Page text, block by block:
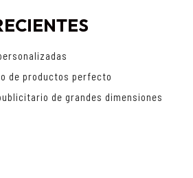
de productos perfecto
de grandes dimensiones